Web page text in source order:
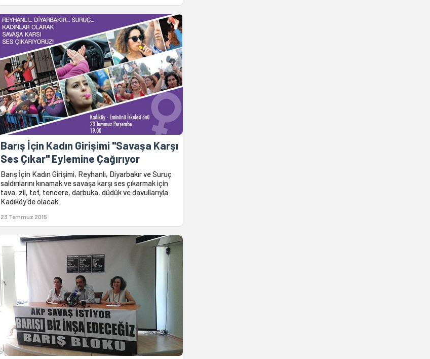
Barış İçin Kadın Girişimi "Savaşa Karşı
Ses Çıkar" Eylemine Çağırıyor
Barış İçin Kadın Girişimi, Reyhanlı, Diyarbakır ve Suruç
saldırılarını kınamak ve savaşa karşı ses çıkarmak için
tava, zil, tef, tencere, darbuka, düdük ve davullarıyla
Kadıköy'de olacak.
23 Temmuz 2015